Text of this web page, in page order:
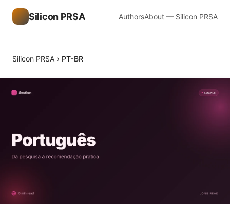
Silicon PRSA AuthorsAbout — Silicon PRSA
Silicon PRSA › PT-BR